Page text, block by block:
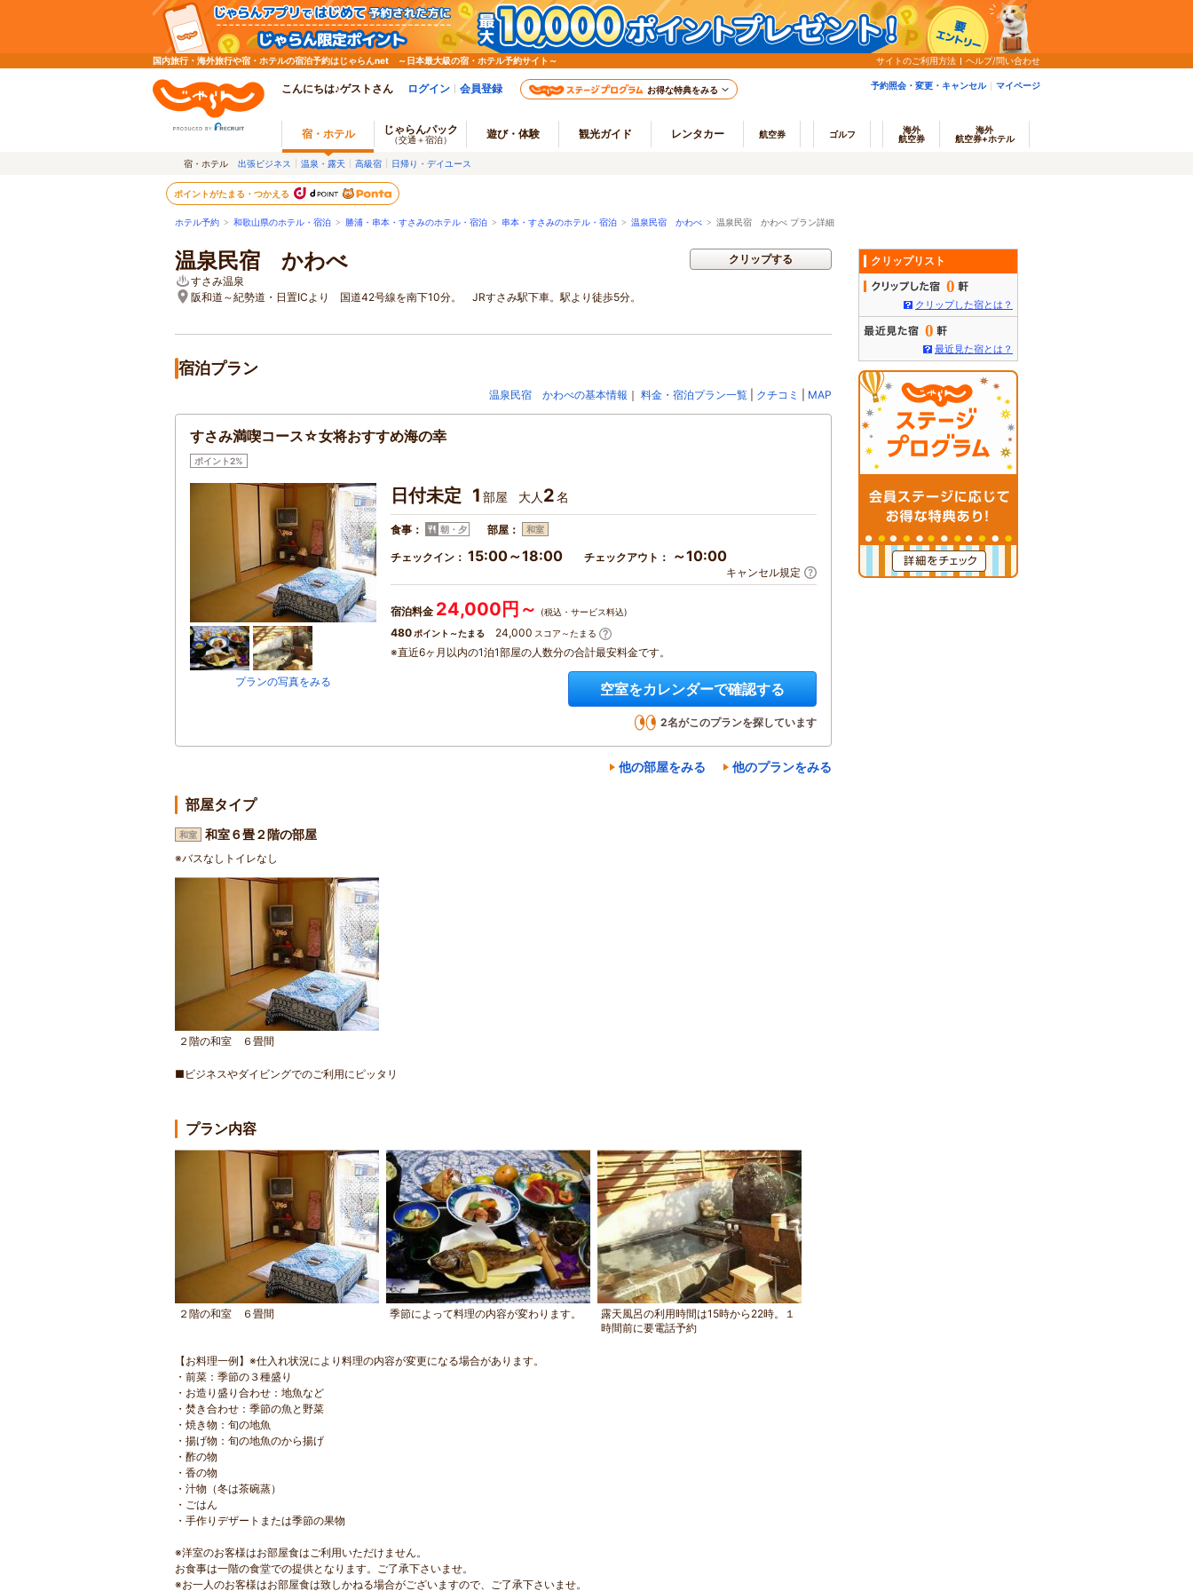
国内旅行・海外旅行や宿・ホテルの宿泊予約はじゃらんnet ～日本最大級の宿・ホテル予約サイト～ サイトのご利用方法 ヘルプ/問い合わせ
こんにちは♪ゲストさん ログイン 会員登録 お得な特典をみる 予約照会・変更・キャンセル マイページ
宿・ホテル じゃらんパック
（交通＋宿泊） 遊び・体験 観光ガイド レンタカー 航空券 ゴルフ
海外
航空券
海外
航空券+ホテル
宿・ホテル 出張ビジネス 温泉・露天 高級宿 日帰り・デイユース
ポイントがたまる・つかえる
ホテル予約 > 和歌山県のホテル・宿泊 > 勝浦・串本・すさみのホテル・宿泊 > 串本・すさみのホテル・宿泊 > 温泉民宿 かわべ > 温泉民宿 かわべ プラン詳細
温泉民宿 かわべ
すさみ温泉
阪和道～紀勢道・日置ICより 国道42号線を南下10分。 JRすさみ駅下車。駅より徒歩5分。
クリップする
宿泊プラン
温泉民宿 かわべの基本情報 ｜ 料金・宿泊プラン一覧 クチコミ MAP
すさみ満喫コース☆女将おすすめ海の幸
ポイント2%
プランの写真をみる
日付未定 1 部屋 大人 2名
食事： 朝・夕 部屋： 和室
チェックイン： 15:00～18:00 チェックアウト： ～10:00
キャンセル規定
宿泊料金 24,000円～ (税込・サービス料込)
480 ポイント～たまる 24,000 スコア～たまる
※直近6ヶ月以内の1泊1部屋の人数分の合計最安料金です。
空室をカレンダーで確認する
2名がこのプランを探しています
他の部屋をみる 他のプランをみる
部屋タイプ
和室 和室６畳２階の部屋
※バスなしトイレなし
２階の和室 ６畳間
■ビジネスやダイビングでのご利用にピッタリ
プラン内容
２階の和室 ６畳間 季節によって料理の内容が変わります。
露天風呂の利用時間は15時から22時。１
時間前に要電話予約
【お料理一例】※仕入れ状況により料理の内容が変更になる場合があります。
・前菜：季節の３種盛り
・お造り盛り合わせ：地魚など
・焚き合わせ：季節の魚と野菜
・焼き物：旬の地魚
・揚げ物：旬の地魚のから揚げ
・酢の物
・香の物
・汁物（冬は茶碗蒸）
・ごはん
・手作りデザートまたは季節の果物
※洋室のお客様はお部屋食はご利用いただけません。
お食事は一階の食堂での提供となります。ご了承下さいませ。
※お一人のお客様はお部屋食は致しかねる場合がございますので、ご了承下さいませ。
クリップリスト
0
クリップした宿とは？
0
最近見た宿とは？